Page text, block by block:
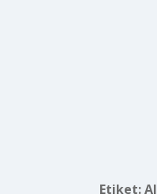
Etiket: